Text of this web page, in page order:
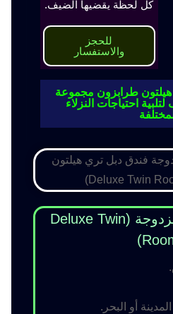
كل لحظة يقضيها الضيف.
للحجز
والاستفسار
طرابزون مجموعة
احتياجات النزلاء
غرفة ديلوكس مزدوجة (Deluxe Twin
أو البحر.